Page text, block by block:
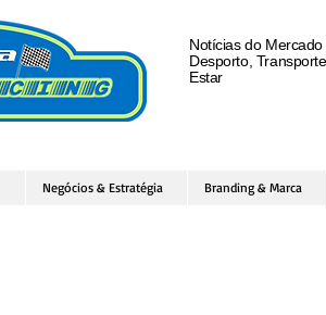
Notícias do
Desporto,
Estar
Negócios & Estratégia Branding & Marca